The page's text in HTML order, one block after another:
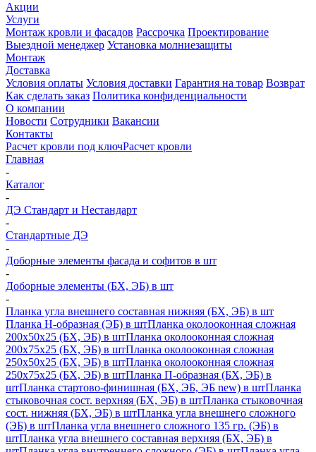
Акции
Услуги
Монтаж кровли и фасадов Рассрочка Проектирование
Выездной менеджер Установка молниезащиты
Монтаж
Доставка
Условия оплаты Условия доставки Гарантия на товар Возврат
Как сделать заказ Политика конфиденциальности
О компании
Новости Сотрудники Вакансии
Контакты
Расчет кровли под ключРасчет кровли
Главная
-
Каталог
-
ДЭ Стандарт и Нестандарт
-
Стандартные ДЭ
-
Доборные элементы фасада и софитов в шт
-
Доборные элементы (БХ, ЭБ) в шт
-
Планка угла внешнего составная нижняя (БХ, ЭБ) в шт
Планка H-образная (ЭБ) в штПланка околооконная сложная
200х50х25 (БХ, ЭБ) в штПланка околооконная сложная
200х75х25 (БХ, ЭБ) в штПланка околооконная сложная
250х50х25 (БХ, ЭБ) в штПланка околооконная сложная
250х75х25 (БХ, ЭБ) в штПланка П-образная (БХ, ЭБ) в
штПланка стартово-финишная (БХ, ЭБ, ЭБ new) в штПланка
стыковочная сост. верхняя (БХ, ЭБ) в штПланка стыковочная
сост. нижняя (БХ, ЭБ) в штПланка угла внешнего сложного
(ЭБ) в штПланка угла внешнего сложного 135 гр. (ЭБ) в
штПланка угла внешнего составная верхняя (БХ, ЭБ) в